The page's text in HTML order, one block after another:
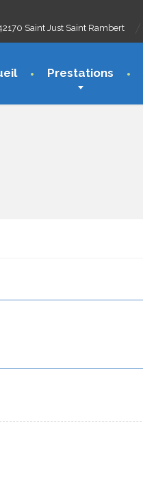
Saint Just Saint Rambert
Prestations